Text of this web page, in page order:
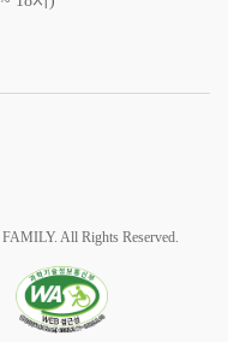
All Rights Reserved.